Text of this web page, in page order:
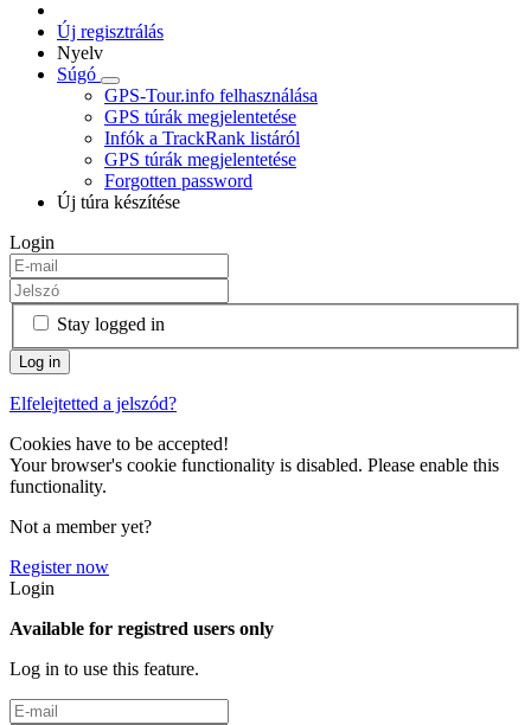
Új regisztrálás
Nyelv
Súgó
GPS-Tour.info felhasználása
GPS túrák megjelentetése
Infók a TrackRank listáról
GPS túrák megjelentetése
Forgotten password
Új túra készítése
Login
Stay logged in
Elfelejtetted a jelszód?
Cookies have to be accepted!
Your browser's cookie functionality is disabled. Please enable this
functionality.
Not a member yet?
Register now
Login
Available for registred users only
Log in to use this feature.